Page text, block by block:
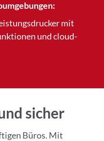
mit
und cloud­
sicher
Büros. Mit